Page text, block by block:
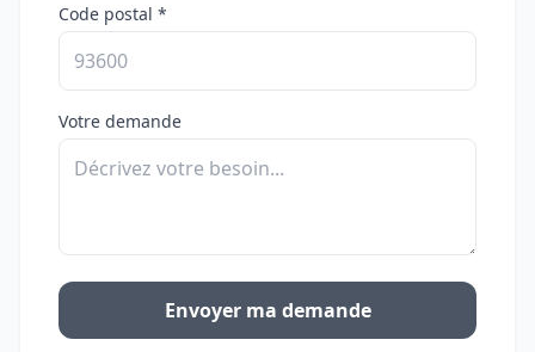
Code postal *
Votre demande
Envoyer ma demande